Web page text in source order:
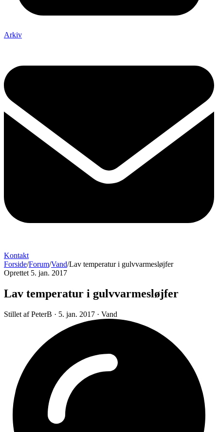
Arkiv
Kontakt
Forside/Forum/Vand/Lav temperatur i gulvvarmesløjfer
Oprettet 5. jan. 2017
Lav temperatur i gulvvarmesløjfer
Stillet afPeterB · 5. jan. 2017 · Vand